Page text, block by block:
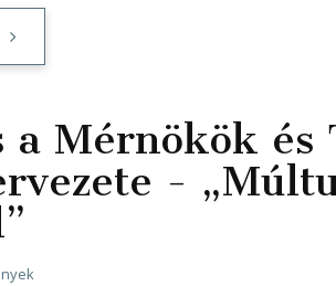
a Mérnökök és
-